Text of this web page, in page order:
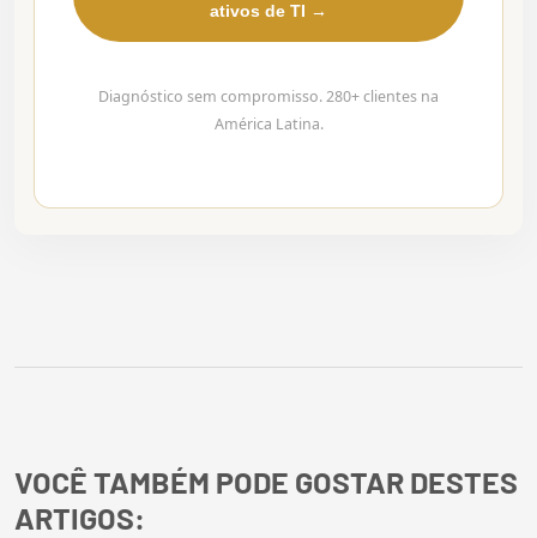
ativos de TI →
Diagnóstico sem compromisso. 280+ clientes na
América Latina.
VOCÊ TAMBÉM PODE GOSTAR DESTES
ARTIGOS: